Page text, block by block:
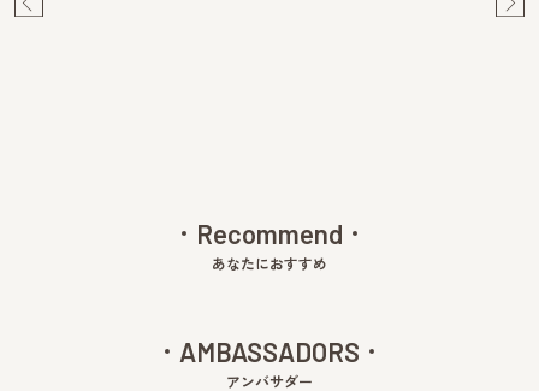
Recommend
あなたにおすすめ
AMBASSADORS
アンバサダー